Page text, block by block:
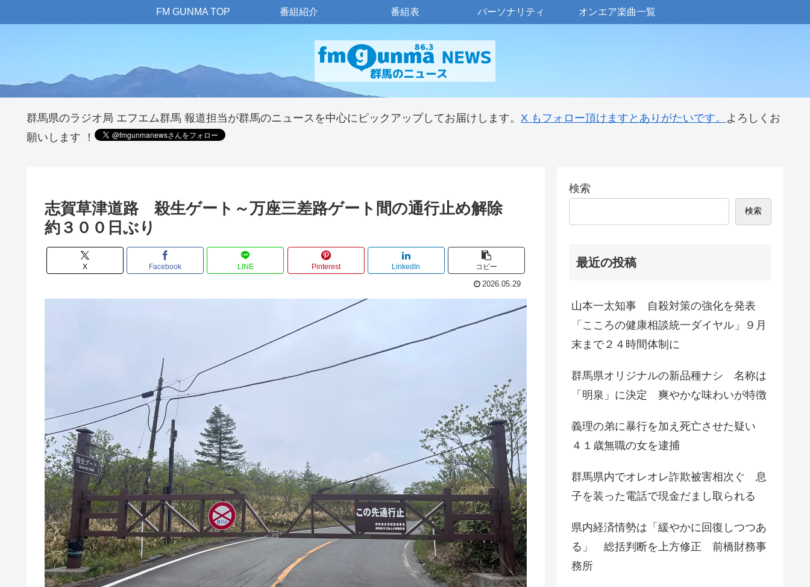
FM GUNMA TOP 番組紹介 番組表 パーソナリティ オンエア楽曲一覧
群馬県のラジオ局 エフエム群馬 報道担当が群馬のニュースを中心にピックアップしてお届けします。 X もフォロー頂けますとありがたいです。 よろしくお
願いします ！
志賀草津道路 殺生ゲート～万座三差路ゲート間の通行止め解除
約３００日ぶり
X Facebook LINE Pinterest LinkedIn コピー
2026.05.29
検索
検索
最近の投稿
山本一太知事 自殺対策の強化を発表
「こころの健康相談統一ダイヤル」９月
末まで２４時間体制に
群馬県オリジナルの新品種ナシ 名称は
「明泉」に決定 爽やかな味わいが特徴
義理の弟に暴行を加え死亡させた疑い
４１歳無職の女を逮捕
群馬県内でオレオレ詐欺被害相次ぐ 息
子を装った電話で現金だまし取られる
県内経済情勢は「緩やかに回復しつつあ
る」 総括判断を上方修正 前橋財務事
務所